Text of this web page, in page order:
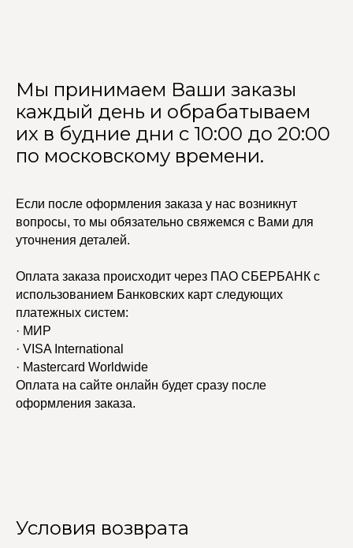
Мы принимаем Ваши заказы
каждый день и обрабатываем
их в будние дни с 10:00 до 20:00
по московскому времени.
Если после оформления заказа у нас возникнут
вопросы, то мы обязательно свяжемся с Вами для
уточнения деталей.
Оплата заказа происходит через ПАО СБЕРБАНК с
использованием Банковских карт следующих
платежных систем:
· МИР
· VISA International
· Mastercard Worldwide
Оплата на сайте онлайн будет сразу после
оформления заказа.
Условия возврата